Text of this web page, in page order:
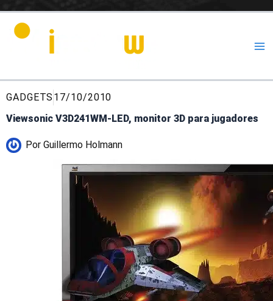
GADGETS 17/10/2010
Viewsonic V3D241WM-LED, monitor 3D para jugadores
Por Guillermo Holmann